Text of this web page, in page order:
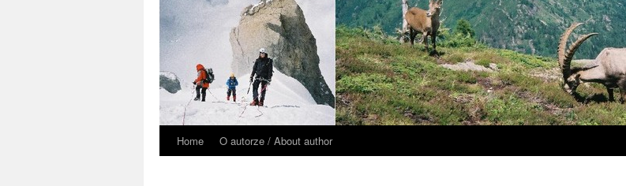
Home O autorze / About author